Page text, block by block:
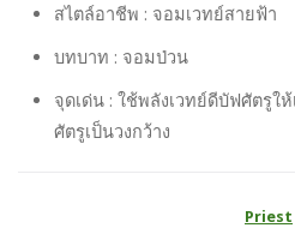
สไตล์อาชีพ : จอมเวทย์สายฟ้า
บทบาท : จอมป่วน
จุดเด่น : ใช้พลังเวทย์ดีบัฟศัตรูใ
ศัตรูเป็นวงกว้าง
Priest